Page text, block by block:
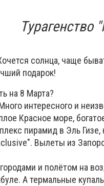
Турагенство
солнца, чаще
подарок!
на 8 Марта?
интересного и
Красное море,
пирамид в Эль
Вылеты из
и полётом на
А термальные